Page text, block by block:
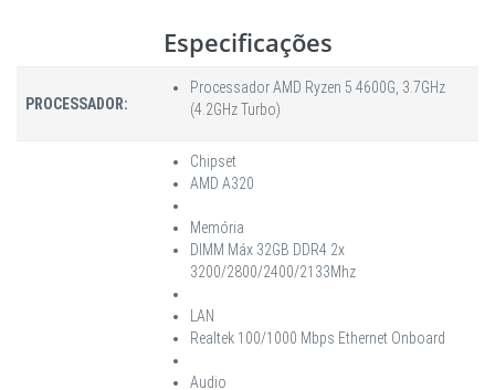
Especificações
PROCESSADOR:
Processador AMD Ryzen 5 4600G, 3.7GHz
(4.2GHz Turbo)
Chipset
AMD A320
Memória
DIMM Máx 32GB DDR4 2x
3200/2800/2400/2133Mhz
LAN
Realtek 100/1000 Mbps Ethernet Onboard
Audio